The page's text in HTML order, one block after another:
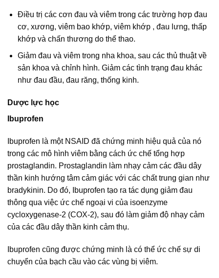
Điều trị các cơn đau và viêm trong các trường hợp đau
cơ, xương, viêm bao khớp, viêm khớp , đau lưng, thấp
khớp và chấn thương do thể thao.
Giảm đau và viêm trong nha khoa, sau các thủ thuật về
sản khoa và chỉnh hình. Giảm các tình trạng đau khác
như đau đầu, đau răng, thống kinh.
Dược lực học
Ibuprofen
Ibuprofen là một NSAID đã chứng minh hiệu quả của nó
trong các mô hình viêm bằng cách ức chế tổng hợp
prostaglandin. Prostaglandin làm nhạy cảm các đầu dây
thần kinh hướng tâm cảm giác với các chất trung gian như
bradykinin. Do đó, Ibuprofen tạo ra tác dụng giảm đau
thông qua việc ức chế ngoại vi của isoenzyme
cycloxygenase-2 (COX-2), sau đó làm giảm độ nhạy cảm
của các đầu dây thần kinh cảm thụ.
Ibuprofen cũng được chứng minh là có thể ức chế sự di
chuyển của bạch cầu vào các vùng bị viêm.